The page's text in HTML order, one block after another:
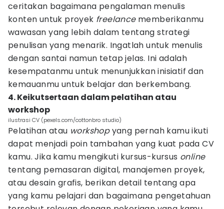
ceritakan bagaimana pengalaman menulis
konten untuk proyek freelancememberikanmu
wawasan yang lebih dalam tentang strategi
penulisan yang menarik. Ingatlah untuk menulis
dengan santai namun tetap jelas. Ini adalah
kesempatanmu untuk menunjukkan inisiatif dan
kemauanmu untuk belajar dan berkembang.
4. Keikutsertaan dalam pelatihan atau
workshop
ilustrasi CV (pexels.com/cottonbro studio)
Pelatihan atau workshopyang pernah kamu ikuti
dapat menjadi poin tambahan yang kuat pada CV
kamu. Jika kamu mengikuti kursus-kursus online
tentang pemasaran digital, manajemen proyek,
atau desain grafis, berikan detail tentang apa
yang kamu pelajari dan bagaimana pengetahuan